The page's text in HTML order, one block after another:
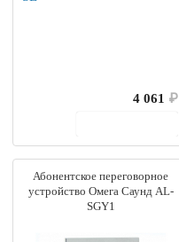
4 061 ₽
Абонентское переговорное
устройство Омега Саунд AL-
SGY1